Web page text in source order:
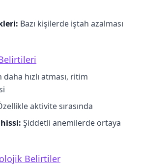
Bazı kişilerde iştah azalması
daha hızlı atması, ritim
aktivite sırasında
Şiddetli anemilerde ortaya
Belirtiler